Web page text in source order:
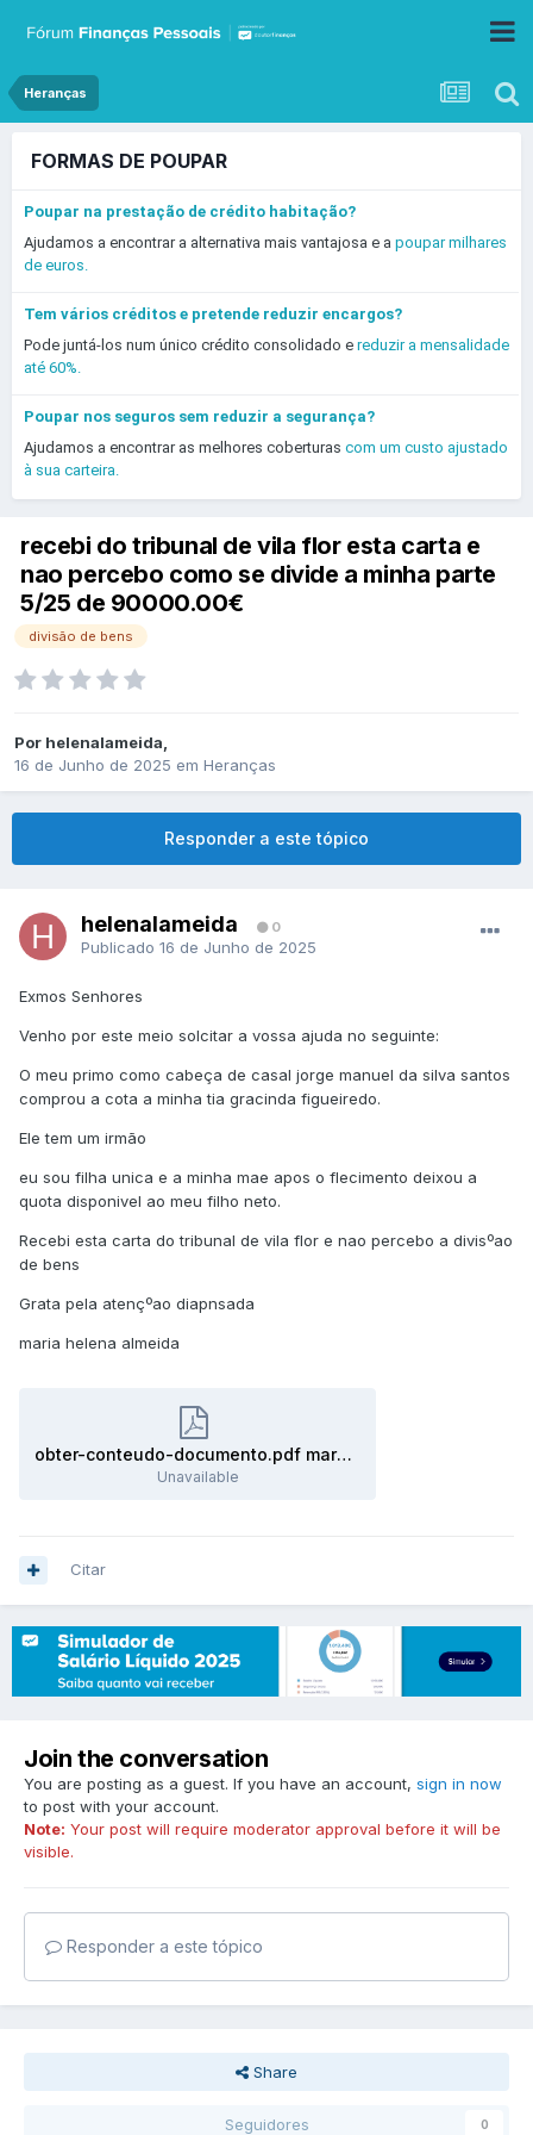
Heranças
FORMAS DE POUPAR
Poupar na prestação de crédito habitação?
Ajudamos a encontrar a alternativa mais vantajosa e a poupar milhares
de euros.
Tem vários créditos e pretende reduzir encargos?
Pode juntá-los num único crédito consolidado e reduzir a mensalidade
até 60%.
Poupar nos seguros sem reduzir a segurança?
Ajudamos a encontrar as melhores coberturas com um custo ajustado
à sua carteira.
recebi do tribunal de vila flor esta carta e
nao percebo como se divide a minha parte
5/25 de 90000.00€
divisão de bens
Por helenalameida,
16 de Junho de 2025 em Heranças
Responder a este tópico
helenalameida 0
Publicado 16 de Junho de 2025
Exmos Senhores
Venho por este meio solcitar a vossa ajuda no seguinte:
O meu primo como cabeça de casal jorge manuel da silva santos
comprou a cota a minha tia gracinda figueiredo.
Ele tem um irmão
eu sou filha unica e a minha mae apos o flecimento deixou a
quota disponivel ao meu filho neto.
Recebi esta carta do tribunal de vila flor e nao percebo a divisºao
de bens
Grata pela atençºao diapnsada
maria helena almeida
obter-conteudo-documento.pdf marcação de audiencia.pdf
Unavailable
Citar
Join the conversation
You are posting as a guest. If you have an account, sign in now
to post with your account.
Note: Your post will require moderator approval before it will be
visible.
Responder a este tópico
Share
Seguidores 0